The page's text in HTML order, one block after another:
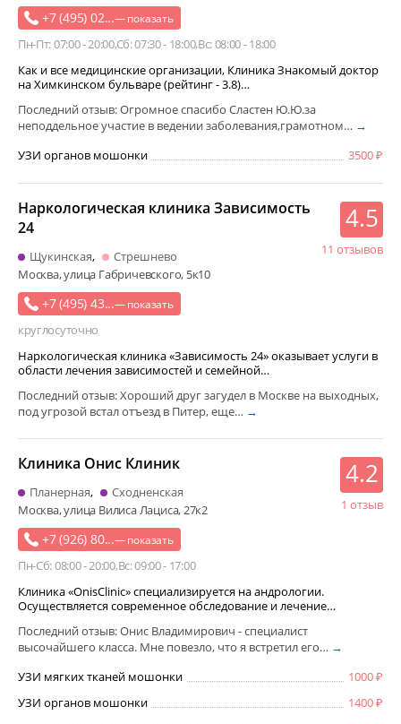
+7 (495) 02...— показать
Пн-Пт: 07:00 - 20:00Сб: 07:30 - 18:00 Вс: 08:00 - 18:00
Как и все медицинские организации, Клиника Знакомый доктор
на Химкинском бульваре (рейтинг - 3.8)…
Последний отзыв: Огромное спасибо Сластен Ю.Ю.за
неподдельное участие в ведении заболевания,грамотном… →
УЗИ органов мошонки 3500
+7 (495) 43...— показать
круглосуточно
Наркологическая клиника Зависимость
24
4.5
11 отзывов
Щукинская
Стрешнево
Москва, улица Габричевского, 5к10
Наркологическая клиника «Зависимость 24» оказывает услуги в
области лечения зависимостей и семейной…
Последний отзыв: Хороший друг загудел в Москве на выходных,
под угрозой встал отъезд в Питер, еще… →
+7 (926) 80...— показать
Пн-Сб: 08:00 - 20:00 Вс: 09:00 - 17:00
Клиника Онис Клиник 4.2
1 отзыв
Планерная
Сходненская
Москва, улица Вилиса Лациса, 27к2
Клиника «OnisClinic» специализируется на андрологии.
Осуществляется современное обследование и лечение…
Последний отзыв: Онис Владимирович - специалист
высочайшего класса. Мне повезло, что я встретил его… →
УЗИ мягких тканей мошонки
1000
УЗИ органов мошонки
1400